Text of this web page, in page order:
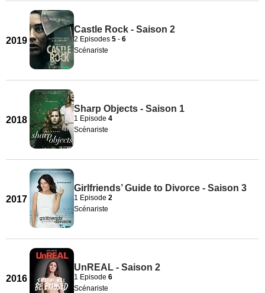
2019
Castle Rock - Saison 2
2 Episodes 5 - 6
Scénariste
2018
Sharp Objects - Saison 1
1 Episode 4
Scénariste
2017
Girlfriends’ Guide to Divorce - Saison 3
1 Episode 2
Scénariste
2016
UnREAL - Saison 2
1 Episode 6
Scénariste